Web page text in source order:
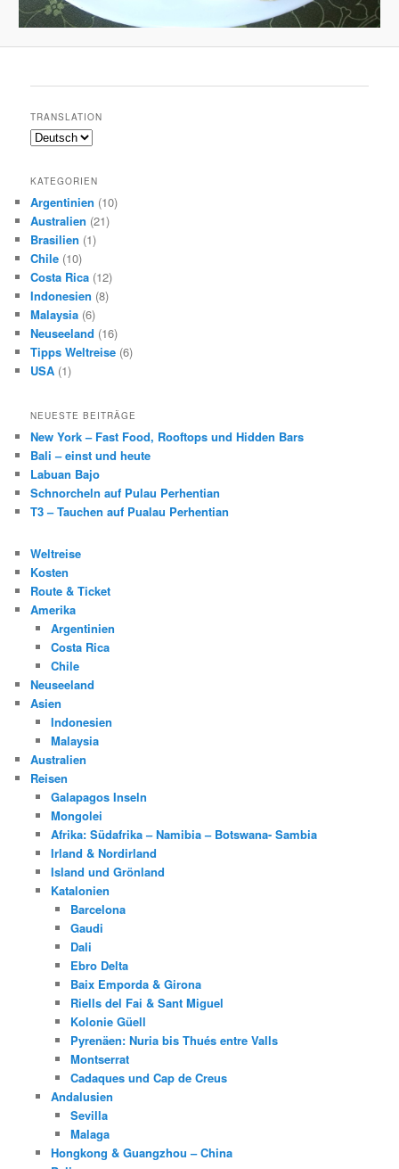
TRANSLATION
KATEGORIEN
Argentinien (10)
Australien (21)
Brasilien (1)
Chile (10)
Costa Rica (12)
Indonesien (8)
Malaysia (6)
Neuseeland (16)
Tipps Weltreise (6)
USA (1)
NEUESTE BEITRÄGE
New York – Fast Food, Rooftops und Hidden Bars
Bali – einst und heute
Labuan Bajo
Schnorcheln auf Pulau Perhentian
T3 – Tauchen auf Pualau Perhentian
Weltreise
Kosten
Route & Ticket
Amerika
Argentinien
Costa Rica
Chile
Neuseeland
Asien
Indonesien
Malaysia
Australien
Reisen
Galapagos Inseln
Mongolei
Afrika: Südafrika – Namibia – Botswana- Sambia
Irland & Nordirland
Island und Grönland
Katalonien
Barcelona
Gaudi
Dali
Ebro Delta
Baix Emporda & Girona
Riells del Fai & Sant Miguel
Kolonie Güell
Pyrenäen: Nuria bis Thués entre Valls
Montserrat
Cadaques und Cap de Creus
Andalusien
Sevilla
Malaga
Hongkong & Guangzhou – China